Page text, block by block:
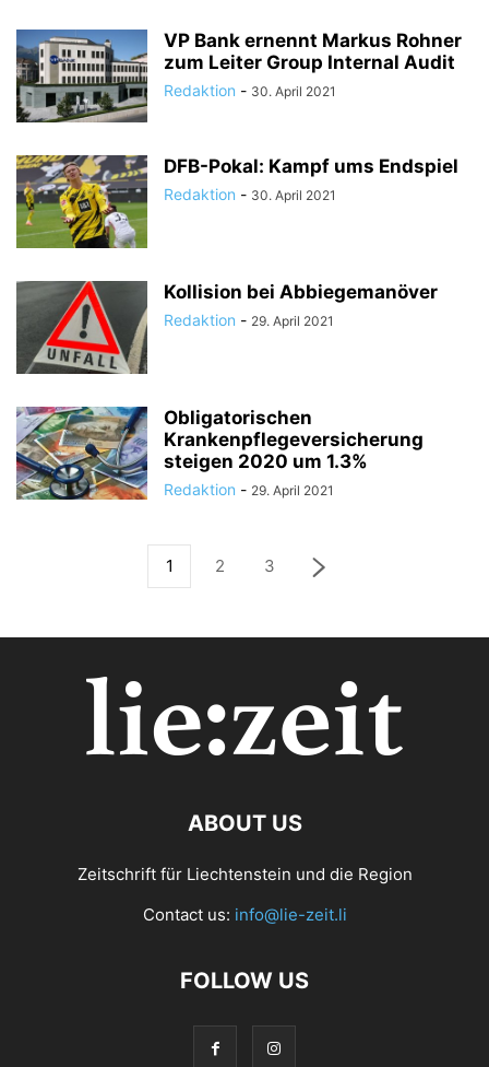
VP Bank ernennt Markus Rohner
zum Leiter Group Internal Audit
Redaktion - 30. April 2021
DFB-Pokal: Kampf ums Endspiel
Redaktion - 30. April 2021
Kollision bei Abbiegemanöver
Redaktion - 29. April 2021
Obligatorischen
Krankenpflegeversicherung
steigen 2020 um 1.3%
Redaktion - 29. April 2021
1 2 3
ABOUT US
Zeitschrift für Liechtenstein und die Region
Contact us: info@lie-zeit.li
FOLLOW US